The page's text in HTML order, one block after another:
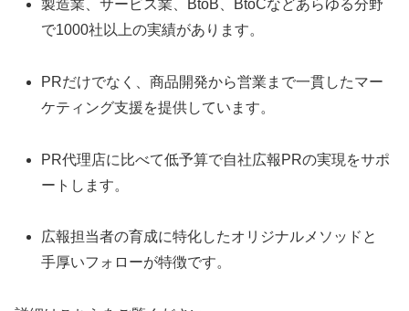
製造業、サービス業、BtoB、BtoCなどあらゆる分野
で1000社以上の実績があります。
PRだけでなく、商品開発から営業まで一貫したマー
ケティング支援を提供しています。
PR代理店に比べて低予算で自社広報PRの実現をサポ
ートします。
広報担当者の育成に特化したオリジナルメソッドと
手厚いフォローが特徴です。